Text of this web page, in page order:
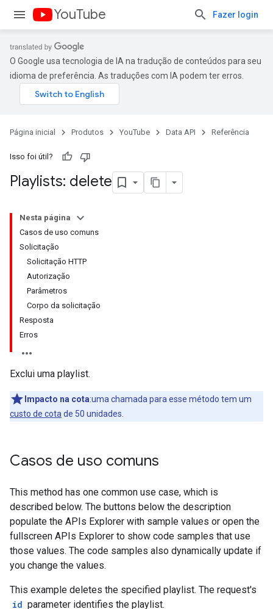
YouTube Fazer login
O Google usa tecnologia de IA na tradução de conteúdos para seu
idioma de preferência. As traduções com IA podem ter erros.
Página inicial Produtos YouTube Data API Referência
Isso foi útil?
Playlists: delete
Nesta página
Casos de uso comuns
Solicitação
Solicitação HTTP
Autorização
Parâmetros
Corpo da solicitação
Resposta
Erros
Exclui uma playlist.
Impacto na cota:uma chamada para esse método tem um
custo de cota de 50 unidades.
Casos de uso comuns